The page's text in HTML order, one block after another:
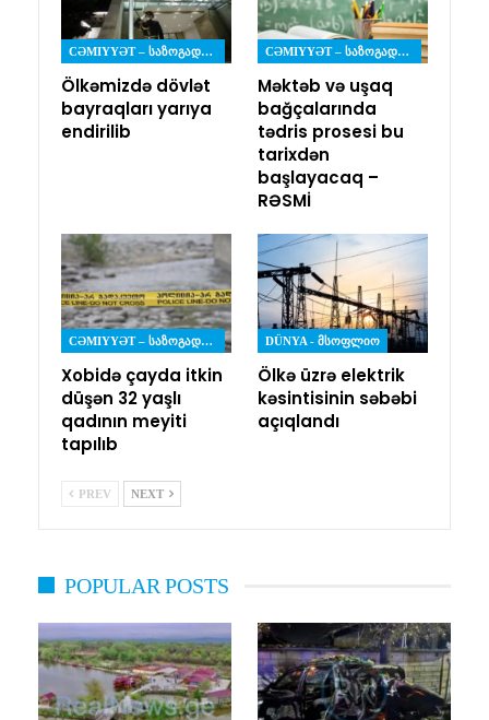
CƏMIYYƏT – ᲡᲐᲖᲝᲒᲐᲓᲝᲔᲑᲐ
Ölkəmizdə dövlət
bayraqları yarıya
endirilib
CƏMIYYƏT – ᲡᲐᲖᲝᲒᲐᲓᲝᲔᲑᲐ
Məktəb və uşaq
bağçalarında
tədris prosesi bu
tarixdən
başlayacaq –
RƏSMİ
CƏMIYYƏT – ᲡᲐᲖᲝᲒᲐᲓᲝᲔᲑᲐ
Xobidə çayda itkin
düşən 32 yaşlı
qadının meyiti
tapılıb
DÜNYA - ᲛᲡᲝᲤᲚᲘᲝ
Ölkə üzrə elektrik
kəsintisinin səbəbi
açıqlandı
PREV NEXT
POPULAR POSTS